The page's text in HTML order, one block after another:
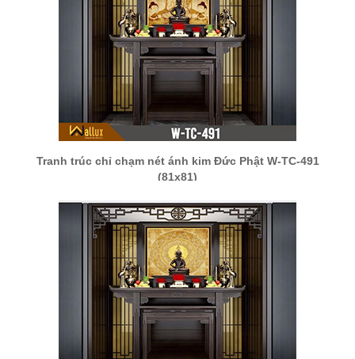
Tranh trúc chỉ chạm nét ánh kim Đức Phật W-TC-491
(81x81)